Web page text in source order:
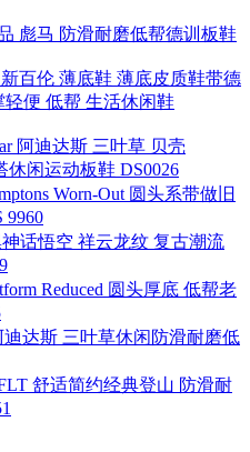
彪马 防滑耐磨低帮德训板鞋
新百伦 薄底鞋 薄底皮质鞋带德
便 低帮 生活休闲鞋
阿迪达斯 三叶草 贝壳
休闲运动板鞋 DS0026
Worn-Out 圆头系带做旧
9960
话悟空 祥云龙纹 复古潮流
Reduced 圆头厚底 低帮老
迪达斯 三叶草休闲防滑耐磨低
舒适简约经典登山 防滑耐